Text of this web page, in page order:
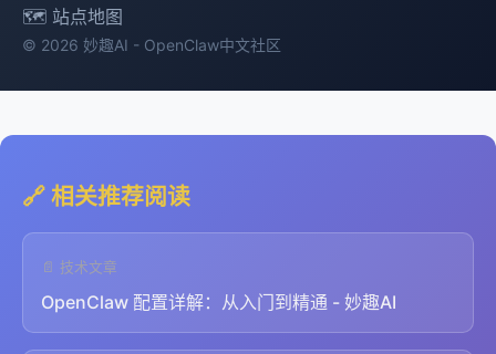
🗺️ 站点地图
© 2026 妙趣AI - OpenClaw中文社区
🔗 相关推荐阅读
📄 技术文章
OpenClaw 配置详解：从入门到精通 - 妙趣AI